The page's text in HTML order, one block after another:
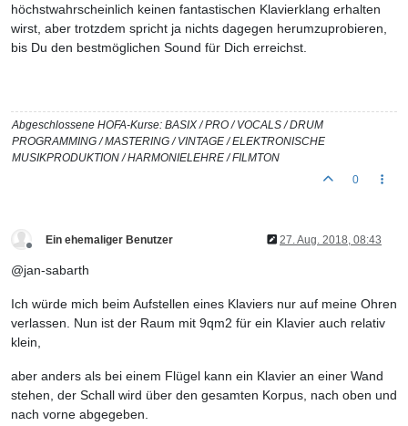
höchstwahrscheinlich keinen fantastischen Klavierklang erhalten
wirst, aber trotzdem spricht ja nichts dagegen herumzuprobieren,
bis Du den bestmöglichen Sound für Dich erreichst.
Abgeschlossene HOFA-Kurse: BASIX / PRO / VOCALS / DRUM
PROGRAMMING / MASTERING / VINTAGE / ELEKTRONISCHE
MUSIKPRODUKTION / HARMONIELEHRE / FILMTON
0
Offline
Ein ehemaliger Benutzer 27. Aug. 2018, 08:43
@jan-sabarth
Ich würde mich beim Aufstellen eines Klaviers nur auf meine Ohren
verlassen. Nun ist der Raum mit 9qm2 für ein Klavier auch relativ
klein,
aber anders als bei einem Flügel kann ein Klavier an einer Wand
stehen, der Schall wird über den gesamten Korpus, nach oben und
nach vorne abgegeben.